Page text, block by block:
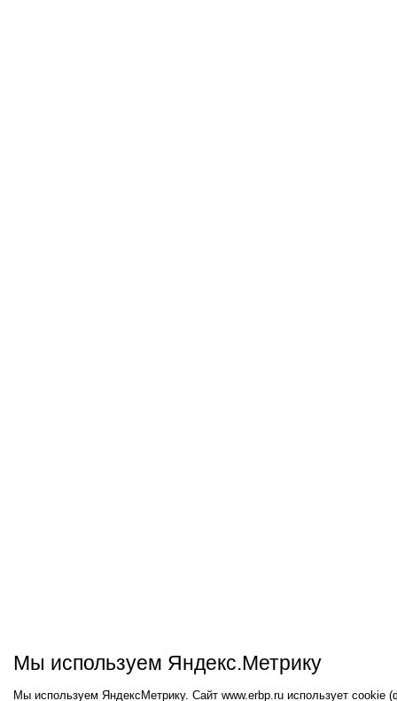
Мы используем Яндекс.Метрику
Мы используем ЯндексМетрику. Сайт www.erbp.ru использует